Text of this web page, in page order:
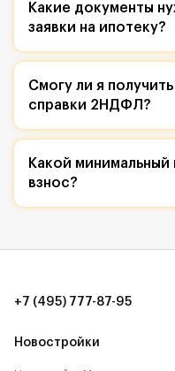
Какие документы
заявки на ипотеку?
Смогу ли я
справки 2НДФЛ?
Какой минимальный
взнос?
Новостройки
+7 (495) 777-87-95